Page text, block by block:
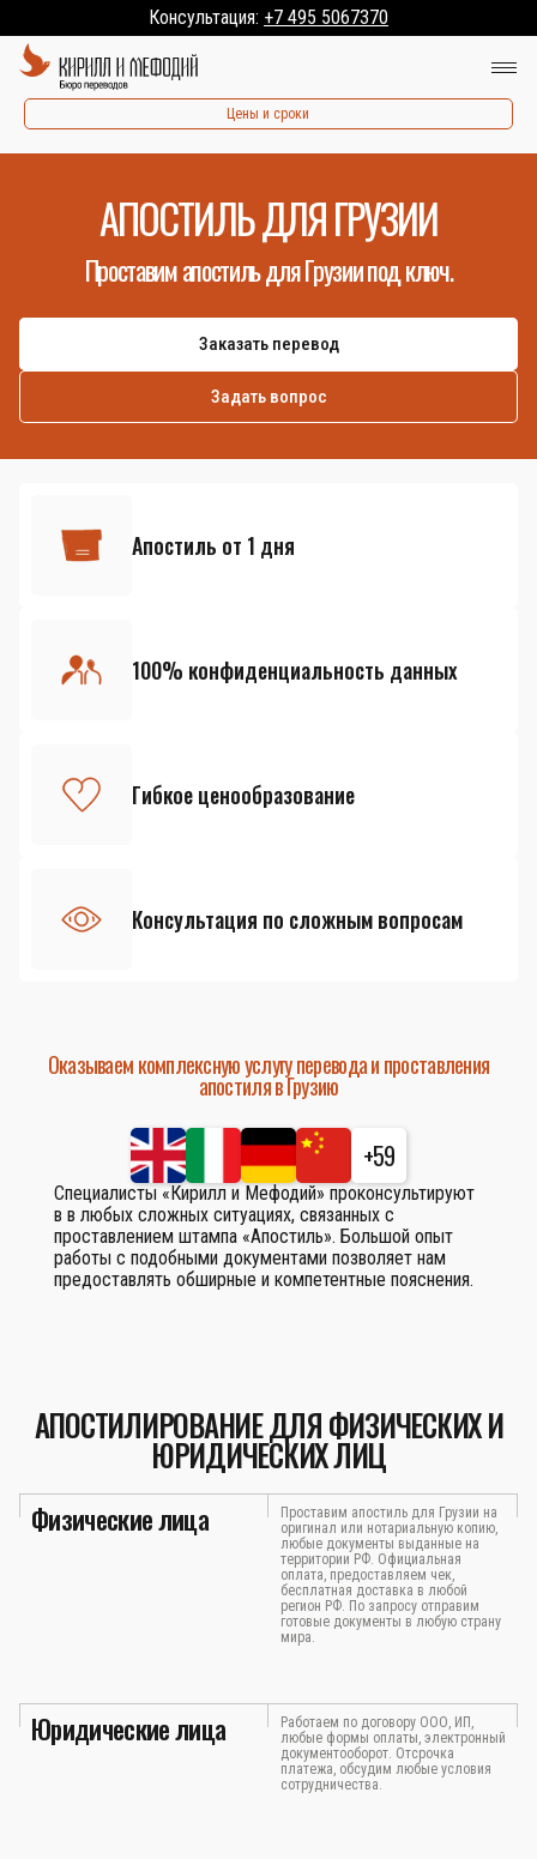
Консультация: +7 495 5067370
Цены и сроки
АПОСТИЛЬ ДЛЯ ГРУЗИИ
Проставим апостиль для Грузии под ключ.
Заказать перевод
Задать вопрос
Апостиль от 1 дня
100% конфиденциальность данных
Гибкое ценообразование
Консультация по сложным вопросам
Оказываем комплексную услугу перевода и проставления
апостиля в Грузию
+59
Специалисты «Кирилл и Мефодий» проконсультируют
в в любых сложных ситуациях, связанных с
проставлением штампа «Апостиль». Большой опыт
работы с подобными документами позволяет нам
предоставлять обширные и компетентные пояснения.
АПОСТИЛИРОВАНИЕ ДЛЯ ФИЗИЧЕСКИХ И
ЮРИДИЧЕСКИХ ЛИЦ
Физические лица
Проставим апостиль для Грузии на
оригинал или нотариальную копию,
любые документы выданные на
территории РФ. Официальная
оплата, предоставляем чек,
бесплатная доставка в любой
регион РФ. По запросу отправим
готовые документы в любую страну
мира.
Юридические лица
Работаем по договору ООО, ИП,
любые формы оплаты, электронный
документооборот. Отсрочка
платежа, обсудим любые условия
сотрудничества.